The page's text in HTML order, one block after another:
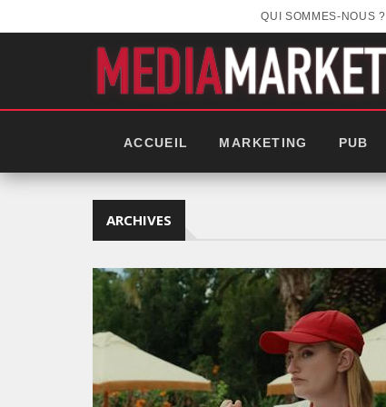
QUI SOMMES-NOUS ?
ACCUEIL MARKETING PUB
ARCHIVES